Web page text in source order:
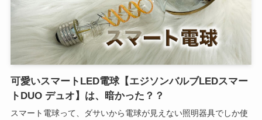
可愛いスマートLED電球【エジソンバルブLEDスマー
トDUO デュオ】は、暗かった？？
スマート電球って、ダサいから電球が見えない照明器具でしか使